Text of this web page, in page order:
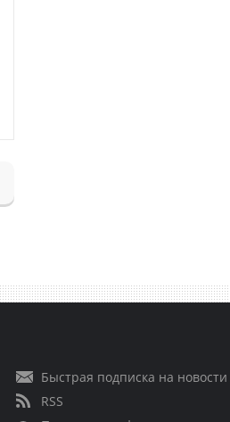
Быстрая подписка на новости
RSS